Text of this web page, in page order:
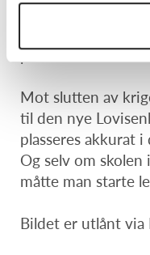
Her ser vi elever i
høsting foran
parsellen.
Mot slutten av
til den nye
plasseres akkurat
Og selv om
måtte man starte
Bildet er utlånt via